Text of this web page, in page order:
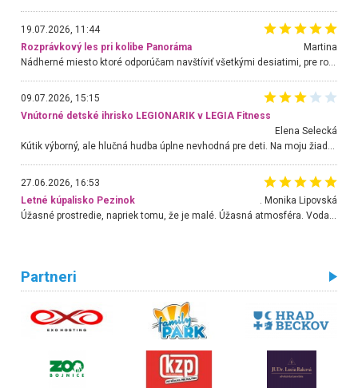
19.07.2026, 11:44
Rozprávkový les pri kolibe Panoráma
Martina
Nádherné miesto ktoré odporúčam navštíviť všetkými desiatimi, pre rodiny s deťmi, dôchodcom... Proste a jednoducho ozaj rozprávkový les.. určite ešte prídeme. Odniesli sme si na pamiatku krásne tričká,
09.07.2026, 15:15
Vnútorné detské ihrisko LEGIONARIK v LEGIA Fitness
Elena Selecká
Kútik výborný, ale hlučná hudba úplne nevhodná pre deti. Na moju žiadosť o aspoň sušenie nereagovali.
27.06.2026, 16:53
Letné kúpalisko Pezinok
. Monika Lipovská
Úžasné prostredie, napriek tomu, že je malé. Úžasná atmosféra. Voda fantastická a nádherná. Ľudí je pomerne veľa, ale su mili a ohľaduplní. Je veľmi zaujímavé sledovať, ako dokážu spolu športovať cudzí ľudia a bez ohľadu na vek. Vládne tu pohoda. Vnuka neviem dostať z vody. Ďakujem za krásny deň . Urcite sa sem vrátim. Jediný problém je s parkovaním, ale aj ten sa mi podarilo vyriešiť. Monika Bratislava
Partneri